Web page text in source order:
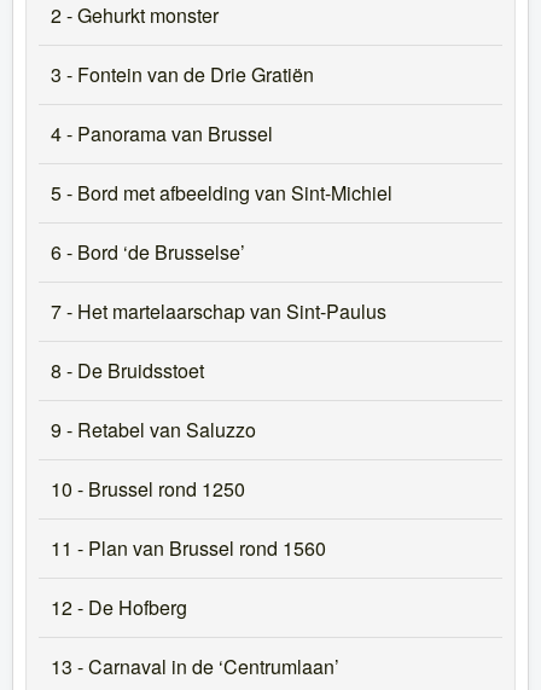
2 - Gehurkt monster
3 - Fontein van de Drie Gratiën
4 - Panorama van Brussel
5 - Bord met afbeelding van Sint-Michiel
6 - Bord ‘de Brusselse’
7 - Het martelaarschap van Sint-Paulus
8 - De Bruidsstoet
9 - Retabel van Saluzzo
10 - Brussel rond 1250
11 - Plan van Brussel rond 1560
12 - De Hofberg
13 - Carnaval in de ‘Centrumlaan’